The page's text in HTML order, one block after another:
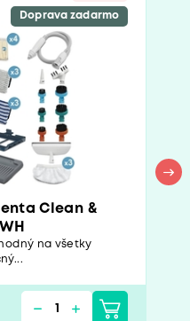
Doprava zadarmo
Clean &
na všetky